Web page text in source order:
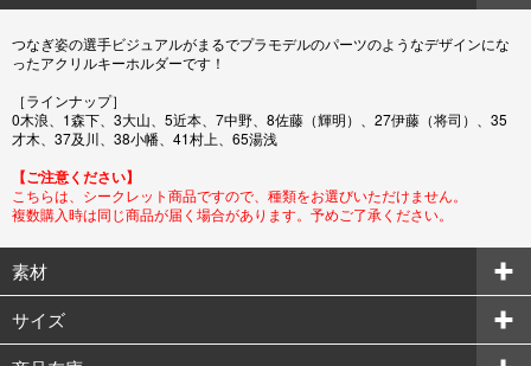
つなぎ姿の選手ビジュアルがまるでプラモデルのパーツのようなデザインにな
ったアクリルキーホルダーです！
［ラインナップ］
0木浪、1森下、3大山、5近本、7中野、8佐藤（輝明）、27伊藤（将司）、35
才木、37及川、38小幡、41村上、65湯浅
【ご注意ください】
こちらは、シークレット商品ですので、種類をお選びいただけません。
複数購入時は同じ商品が届く場合があります。予めご了承ください。
素材
サイズ